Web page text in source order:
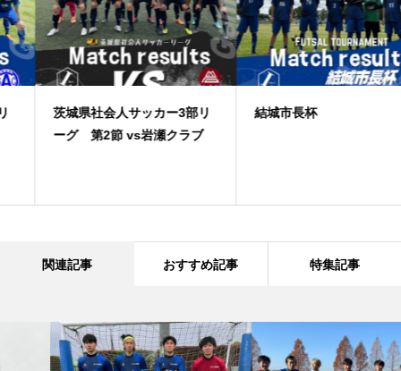
茨城県社会人サッカー3部リ
ーグ 第2節 vs岩瀬クラブ
結城市長杯
関連記事 おすすめ記事 特集記事